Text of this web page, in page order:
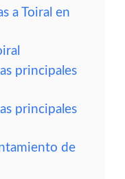
a Toiral en
principales
principales
de